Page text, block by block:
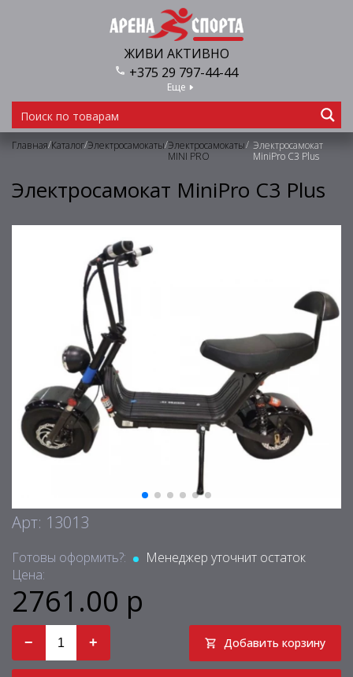
ЖИВИ АКТИВНО
+375 29 797-44-44
Еще
Главная/Каталог/Электросамокаты/Электросамокаты
MINI PRO
/ Электросамокат
MiniPro C3 Plus
Электросамокат MiniPro C3 Plus
Арт: 13013
Готовы оформить?:
Менеджер уточнит остаток
Цена:
2761.00 р
− + Добавить корзину